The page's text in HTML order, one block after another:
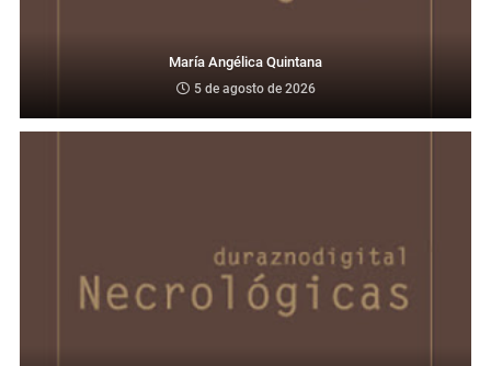
María Angélica Quintana
5 de agosto de 2026